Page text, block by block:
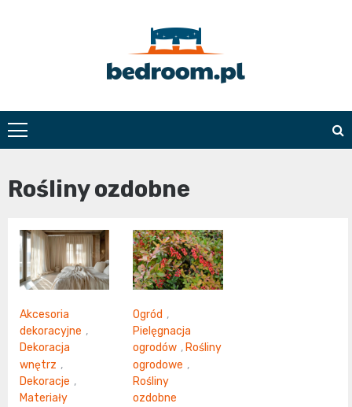
Bedroom.pl
Rośliny ozdobne
Akcesoria
dekoracyjne ,
Dekoracja
wnętrz ,
Dekoracje ,
Materiały
Ogród ,
Pielęgnacja
ogrodów , Rośliny
ogrodowe ,
Rośliny
ozdobne